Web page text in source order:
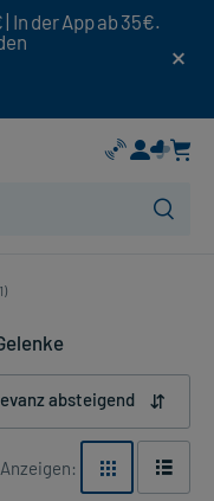
In der App ab 35€.
absteigend
Anzeigen: